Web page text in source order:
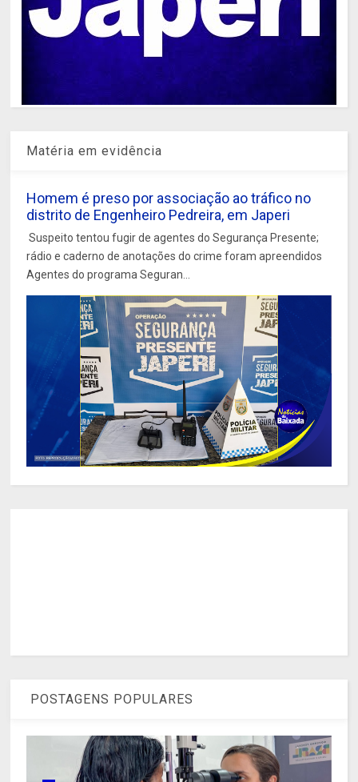
Matéria em evidência
Homem é preso por associação ao tráfico no
distrito de Engenheiro Pedreira, em Japeri
Suspeito tentou fugir de agentes do Segurança Presente;
rádio e caderno de anotações do crime foram apreendidos
Agentes do programa Seguran...
POSTAGENS POPULARES